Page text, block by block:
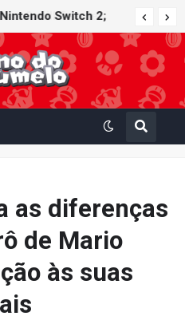
Switch 2;
atualização
as diferenças
de Mario
às suas